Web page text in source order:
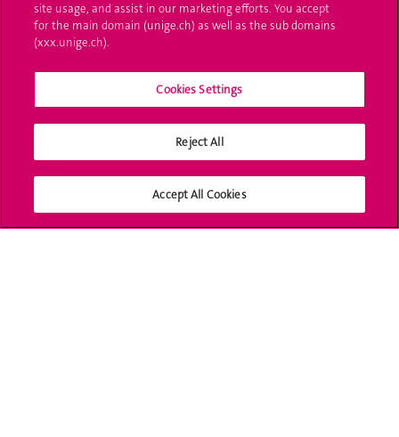
S'inscrire à l'UNIGE
Démarches administratives
UNIGE Mobile
site usage, and assist in our marketing efforts. You accept
for the main domain (unige.ch) as well as the sub domains
(xxx.unige.ch).
Cookies Settings
Reject All
Accept All Cookies